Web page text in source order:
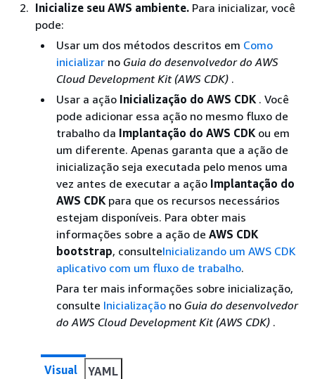
Inicialize seu AWS ambiente. Para inicializar, você
pode:
Usar um dos métodos descritos em Como
inicializar no Guia do desenvolvedor do AWS
Cloud Development Kit (AWS CDK) .
Usar a ação Inicialização do AWS CDK . Você
pode adicionar essa ação no mesmo fluxo de
trabalho da Implantação do AWS CDK ou em
um diferente. Apenas garanta que a ação de
inicialização seja executada pelo menos uma
vez antes de executar a ação Implantação do
AWS CDK para que os recursos necessários
estejam disponíveis. Para obter mais
informações sobre a ação de AWS CDK
bootstrap, consulteInicializando um AWS CDK
aplicativo com um fluxo de trabalho.
Para ter mais informações sobre inicialização,
consulte Inicialização no Guia do desenvolvedor
do AWS Cloud Development Kit (AWS CDK) .
Visual YAML